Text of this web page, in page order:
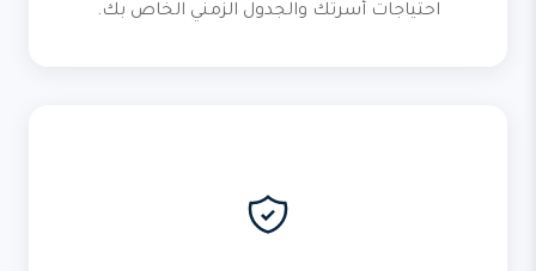
احتياجات أسرتك والجدول الزمني الخاص بك.